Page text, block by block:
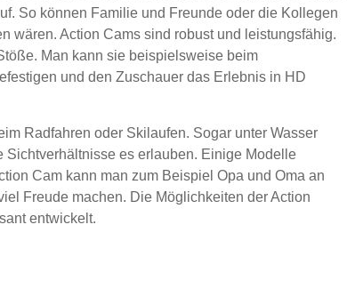
So können Familie und Freunde oder die Kollegen
wären. Action Cams sind robust und leistungsfähig.
Man kann sie beispielsweise beim
und den Zuschauer das Erlebnis in HD
Radfahren oder Skilaufen. Sogar unter Wasser
Sichtverhältnisse es erlauben. Einige Modelle
Cam kann man zum Beispiel Opa und Oma an
Freude machen. Die Möglichkeiten der Action
entwickelt.